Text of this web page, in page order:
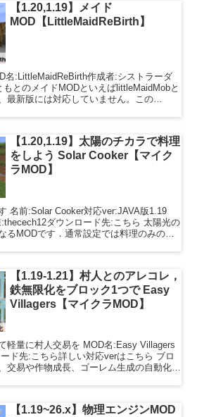
【1.20,1.19】メイド
MOD【LittleMaidReBirth】
名:LittleMaidReBirth作成者:シストラーダ
とのメイドMODといえばlittleMaidMobと
最新版には対応していません。この
【1.20,1.19】太陽のチカラで料理
をしよう Solar Cooker【マイク
ラMOD】
名前:Solar Cooker対応ver:JAVA版1.19
ダウンロード先:こちら 太陽光の
るMODです．通常設定では料理のみの対
【1.19-1.21】村人とのアレコレ，
鉄無限化をブロック1つで Easy
Villagers【マイクラMOD】
軽量に村人交易を MOD名:Easy Villagers
ド先:こちら詳しい対応verはこちら ブロ
交易や作物成長、ゴーレム生成の自動化し
【1.19~26.x】物理エンジンMOD